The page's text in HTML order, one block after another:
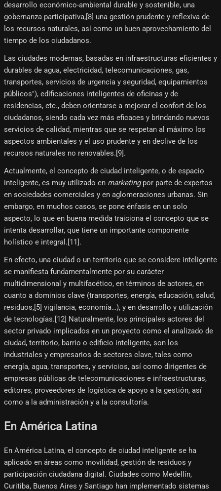
desarrollo económico-ambiental durable y sostenible, una
gobernanza participativa,[8]​ una gestión prudente y reflexiva de
los recursos naturales, así como un buen aprovechamiento del
tiempo de los ciudadanos.
Las ciudades modernas, basadas en infraestructuras eficientes y
durables de agua, electricidad, telecomunicaciones, gas,
transportes, servicios de urgencia y seguridad, equipamientos
públicos"), edificaciones inteligentes de oficinas y de
residencias, etc., deben orientarse a mejorar el confort de los
ciudadanos, siendo cada vez más eficaces y brindando nuevos
servicios de calidad, mientras que se respetan al máximo los
aspectos ambientales y el uso prudente y en declive de los
recursos naturales no renovables.[9]​.
Actualmente, el concepto de ciudad inteligente, o de espacio
inteligente, es muy utilizado en marketingpor parte de expertos
en sociedades comerciales y en aglomeraciones urbanas. Sin
embargo, en muchos casos, se pone énfasis en un solo
aspecto, lo que en buena medida traiciona el concepto que se
intenta desarrollar, que tiene un importante componente
holístico e integral.[11]​.
En efecto, una ciudad o un territorio que se considere inteligente
se manifiesta fundamentalmente por su carácter
multidimensional y multifacético, en términos de actores, en
cuanto a dominios clave (transportes, energía, educación, salud,
residuos,[5]​ vigilancia, economía…), y en desarrollo y utilización
de tecnologías.[12]​ Naturalmente, los principales actores del
sector privado implicados en un proyecto como el analizado de
ciudad, territorio, barrio o edificio inteligente, son los
industriales y empresarios de sectores clave, tales como
energía, agua, transportes, y servicios, así como dirigentes de
empresas públicas de telecomunicaciones e infraestructuras,
editores, proveedores de logística de apoyo a la gestión, así
como a la administración y a la consultoría.
En América Latina
En América Latina, el concepto de ciudad inteligente se ha
aplicado en áreas como movilidad, gestión de residuos y
participación ciudadana digital. Ciudades como Medellín,
Curitiba, Buenos Aires y Santiago han implementado sistemas